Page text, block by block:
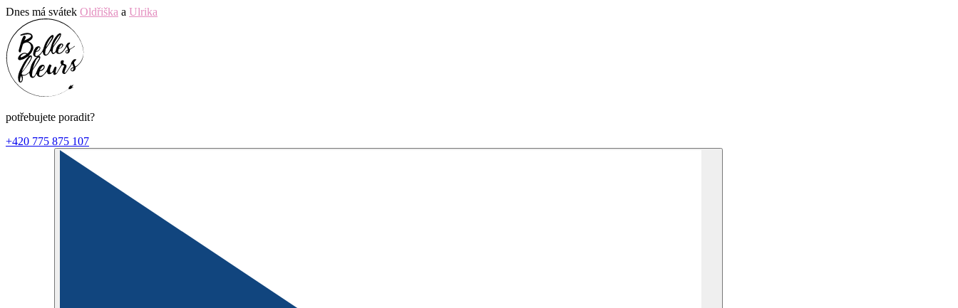
Dnes má svátek Oldřiška a Ulrika
potřebujete poradit?
+420 775 875 107